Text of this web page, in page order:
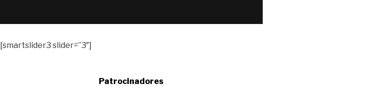
[smartslider3 slider=”3″]
Patrocinadores